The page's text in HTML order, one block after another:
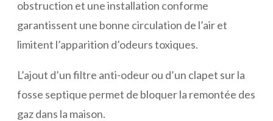
obstruction et une installation conforme
garantissent une bonne circulation de l’air et
limitent l’apparition d’odeurs toxiques.
L’ajout d’un filtre anti-odeur ou d’un clapet sur la
fosse septique permet de bloquer la remontée des
gaz dans la maison.